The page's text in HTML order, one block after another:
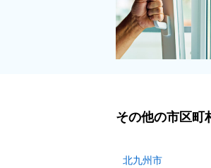
その他の市区町
北九州市